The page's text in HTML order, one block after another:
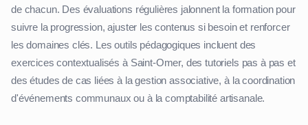
de chacun. Des évaluations régulières jalonnent la formation pour
suivre la progression, ajuster les contenus si besoin et renforcer
les domaines clés. Les outils pédagogiques incluent des
exercices contextualisés à Saint-Omer, des tutoriels pas à pas et
des études de cas liées à la gestion associative, à la coordination
d'événements communaux ou à la comptabilité artisanale.